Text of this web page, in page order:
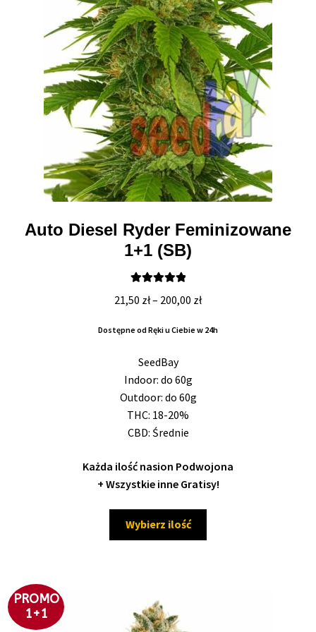
Auto Diesel Ryder Feminizowane
1+1 (SB)
5.00
21,50 zł– 200,00 złZakres
od
Dostępne od Ręki u Ciebie w 24h
SeedBay
Indoor: do 60g
Outdoor: do 60g
THC: 18-20%
CBD: Średnie
Każda ilość nasion Podwojona
+ Wszystkie inne Gratisy!
Wybierz ilość
PROMO
1+1